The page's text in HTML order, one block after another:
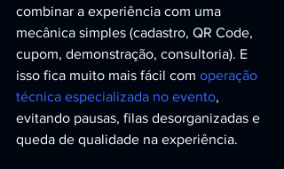
combinar a experiência com uma
mecânica simples (cadastro, QR Code,
cupom, demonstração, consultoria). E
isso fica muito mais fácil com operação
técnica especializada no evento,
evitando pausas, filas desorganizadas e
queda de qualidade na experiência.